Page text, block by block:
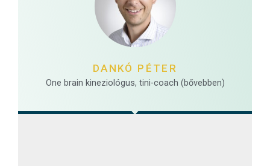
DANKÓ PÉTER
One brain kineziológus, tini-coach (bővebben)